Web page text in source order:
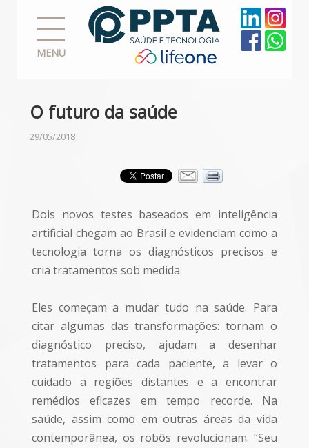
MENU
O futuro da saúde
29/05/2018
Dois novos testes baseados em inteligência
artificial chegam ao Brasil e evidenciam como a
tecnologia torna os diagnósticos precisos e
cria tratamentos sob medida.
Eles começam a mudar tudo na saúde. Para
citar algumas das transformações: tornam o
diagnóstico preciso, ajudam a desenhar
tratamentos para cada paciente, a levar o
cuidado a regiões distantes e a encontrar
remédios eficazes em tempo recorde. Na
saúde, assim como em outras áreas da vida
contemporânea, os robôs revolucionam. “Seu